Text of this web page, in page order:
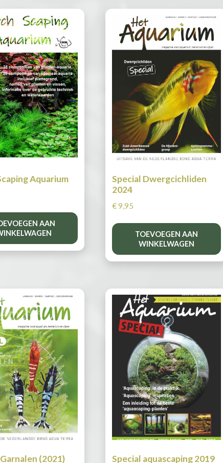
Aquarium
AAN
Special Dwergcichliden
2024
€9,95
TOEVOEGEN AAN
WINKELWAGEN
(2021) Special aquascaping 2019